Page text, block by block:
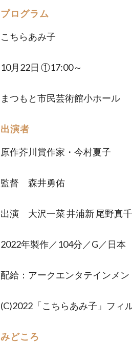
プログラム
こちらあみ子
10月22日 ①17:00～
まつもと市民芸術館小ホール
出演者
原作芥川賞作家・今村夏子
監督 森井勇佑
出演 大沢一菜 井浦新 尾野真
2022年製作／104分／G／日本
配給：アークエンタテインメン
(C)2022「こちらあみ子」フィ
みどころ